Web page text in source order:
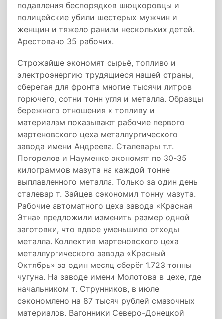
подавления беспорядков шюцкоровцы и
полицейские убили шестерых мужчин и
женщин и тяжело ранили нескольких детей.
Арестовано 35 рабочих.
Строжайше экономят сырьё, топливо и
электроэнергию трудящиеся нашей страны,
сберегая для фронта многие тысячи литров
горючего, сотни тонн угля и металла. Образцы
бережного отношения к топливу и
материалам показывают рабочие первого
мартеновского цеха металлургического
завода имени Андреева. Сталевары т.т.
Погорелов и Науменко экономят по 30-35
килограммов мазута на каждой тонне
выплавленного металла. Только за один день
сталевар т. Зайцев сэкономил тонну мазута.
Рабочие автоматного цеха завода «Красная
Этна» предложили изменить размер одной
заготовки, что вдвое уменьшило отходы
металла. Коллектив мартеновского цеха
металлургического завода «Красный
Октябрь» за один месяц сберёг 1.723 тонны
чугуна. На заводе имени Молотова в цехе, где
начальником т. Струнников, в июле
сэкономлено на 87 тысяч рублей смазочных
материалов. Вагонники Северо-Донецкой